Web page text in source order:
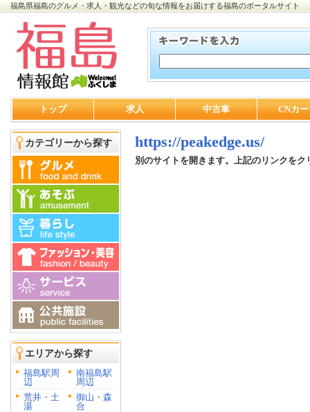
福島県福島のグルメ・求人・観光などの旬な情報をお届けする福島のポータルサイト
トップ 求人 中古車 CNカ
カテゴリーから探す
エリアから探す
福島駅周
辺
南福島駅
周辺
荒井・土
湯
御山・森
合
https://peakedge.us/
別のサイトを開きます。上記のリンクをク